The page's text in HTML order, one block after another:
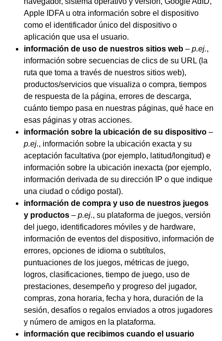
Apple IDFA u otra información sobre el dispositivo
como el identificador único del dispositivo o
aplicación que usa el usuario.
información de uso de nuestros sitios web – p.ej.,
información sobre secuencias de clics de su URL (la
ruta que toma a través de nuestros sitios web),
productos/servicios que visualiza o compra, tiempos
de respuesta de la página, errores de descarga,
cuánto tiempo pasa en nuestras páginas, qué hace en
esas páginas y otras acciones.
información sobre la ubicación de su dispositivo –
p.ej., información sobre la ubicación exacta y su
aceptación facultativa (por ejemplo, latitud/longitud) e
información sobre la ubicación inexacta (por ejemplo,
información derivada de su dirección IP o que indique
una ciudad o código postal).
información de compra y uso de nuestros juegos
y productos – p.ej., su plataforma de juegos, versión
del juego, identificadores móviles y de hardware,
información de eventos del dispositivo, información de
errores, opciones de idioma o subtítulos,
puntuaciones de los juegos, métricas de juego,
logros, clasificaciones, tiempo de juego, uso de
prestaciones, desempeño y progreso del jugador,
compras, zona horaria, fecha y hora, duración de la
sesión, desafíos o regalos enviados a otros jugadores
y número de amigos en la plataforma.
información que recibimos cuando el usuario